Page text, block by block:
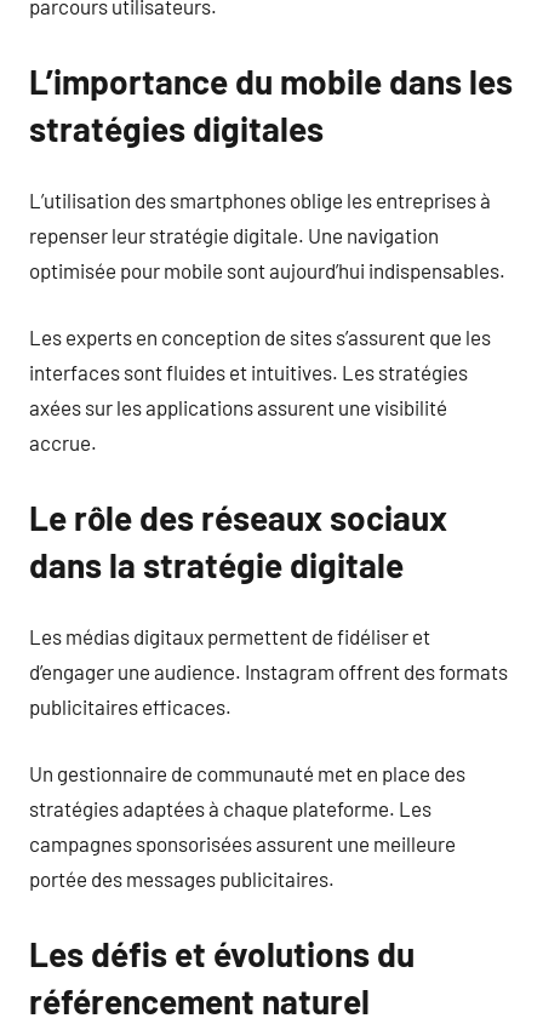
parcours utilisateurs.
L’importance du mobile dans les
stratégies digitales
L’utilisation des smartphones oblige les entreprises à
repenser leur stratégie digitale. Une navigation
optimisée pour mobile sont aujourd’hui indispensables.
Les experts en conception de sites s’assurent que les
interfaces sont fluides et intuitives. Les stratégies
axées sur les applications assurent une visibilité
accrue.
Le rôle des réseaux sociaux
dans la stratégie digitale
Les médias digitaux permettent de fidéliser et
d’engager une audience. Instagram offrent des formats
publicitaires efficaces.
Un gestionnaire de communauté met en place des
stratégies adaptées à chaque plateforme. Les
campagnes sponsorisées assurent une meilleure
portée des messages publicitaires.
Les défis et évolutions du
référencement naturel